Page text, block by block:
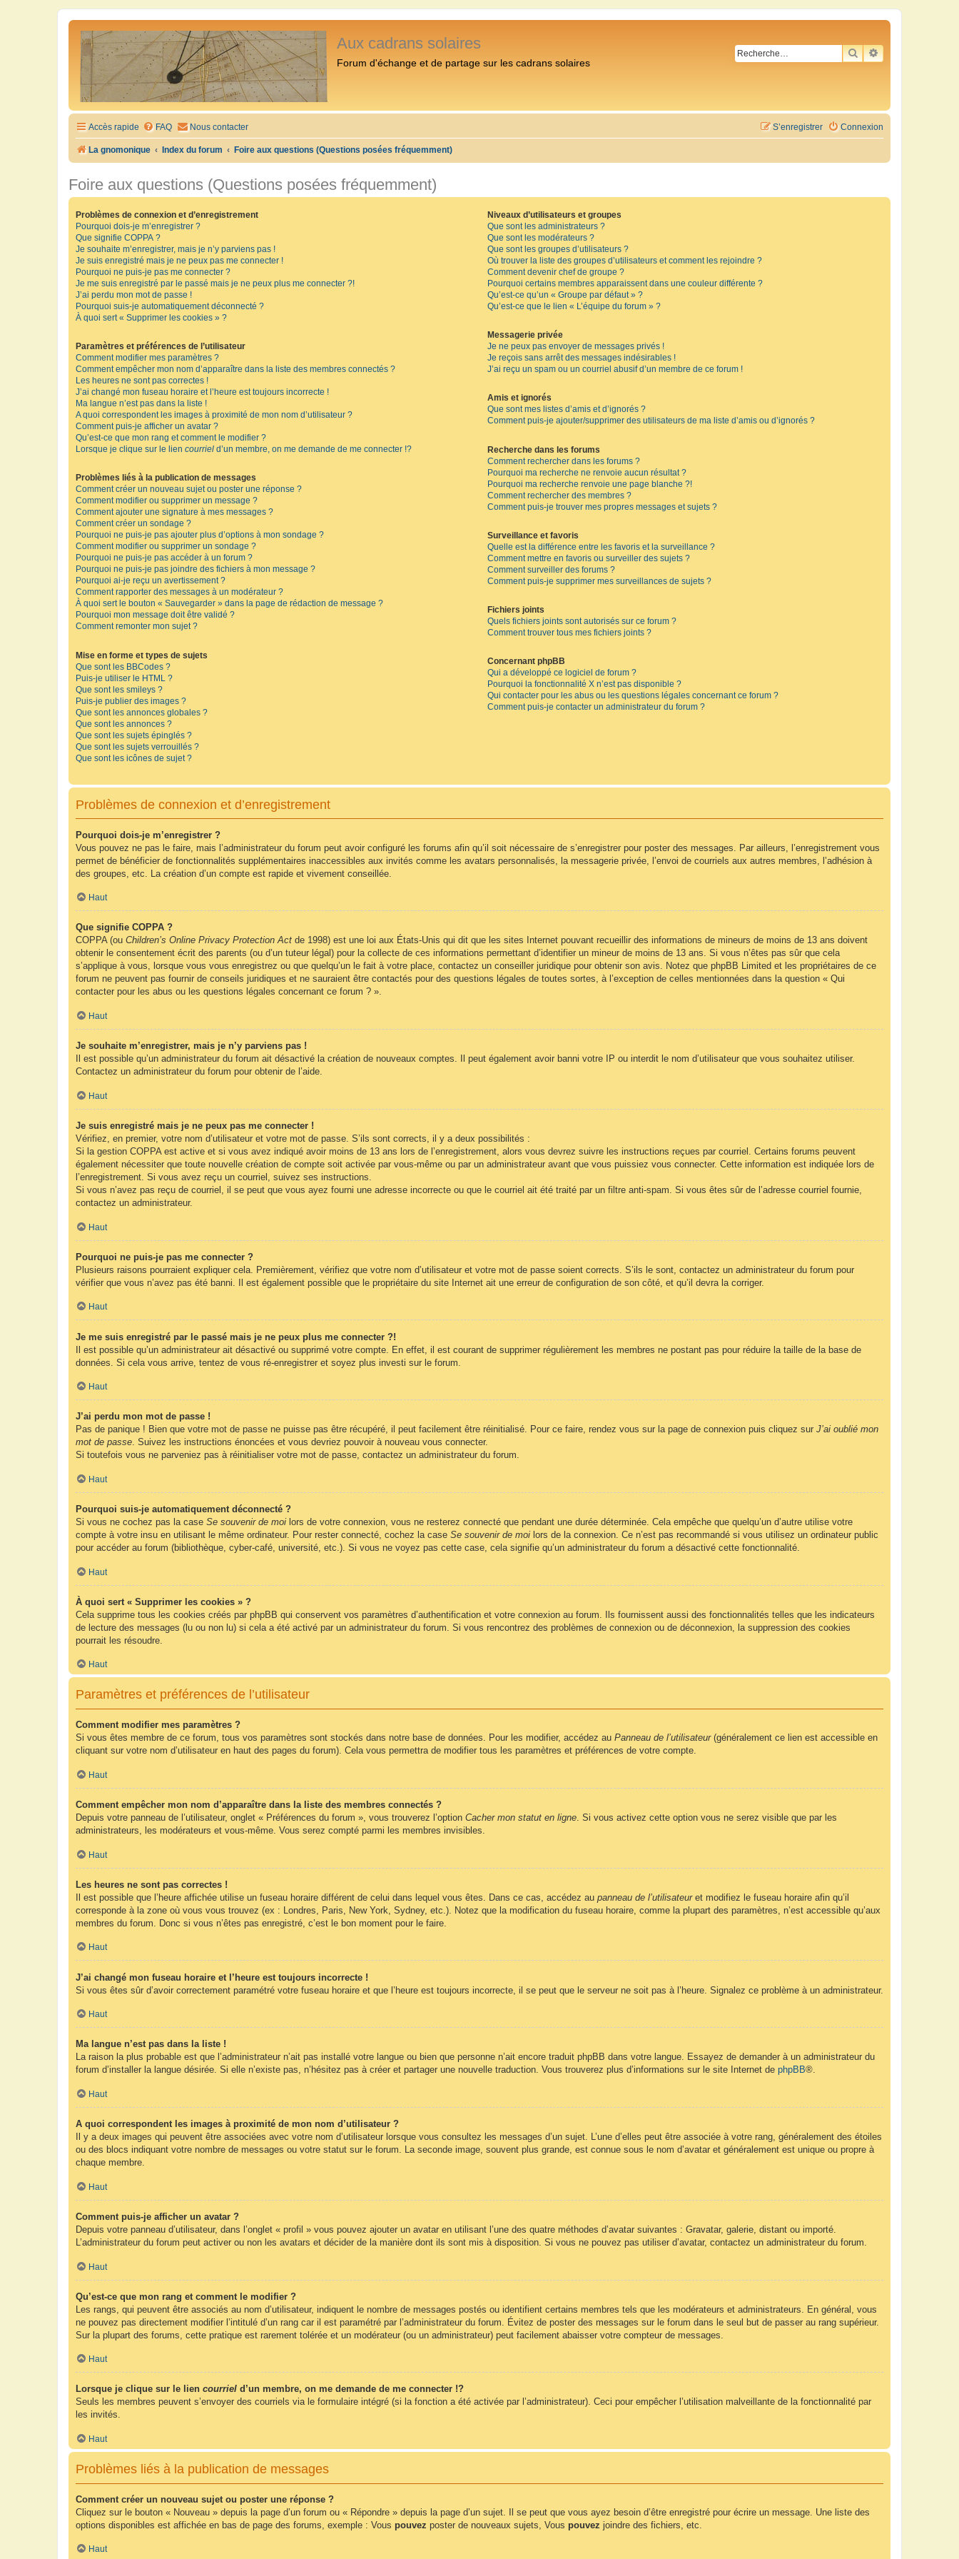
Aux cadrans solaires
Forum d'échange et de partage sur les cadrans solaires
RECHERCHER
RECHERCHE
Accès rapide FAQ Nous contacter Connexion
S’enregistrer
La gnomonique Index du forum Foire aux questions (Questions posées fréquemment)
Foire aux questions (Questions posées fréquemment)
Problèmes de connexion et d’enregistrement
Pourquoi dois-je m’enregistrer ?
Que signifie COPPA ?
Je souhaite m’enregistrer, mais je n’y parviens pas !
Je suis enregistré mais je ne peux pas me connecter !
Pourquoi ne puis-je pas me connecter ?
Je me suis enregistré par le passé mais je ne peux plus me connecter ?!
J’ai perdu mon mot de passe !
Pourquoi suis-je automatiquement déconnecté ?
À quoi sert « Supprimer les cookies » ?
Paramètres et préférences de l’utilisateur
Comment modifier mes paramètres ?
Comment empêcher mon nom d’apparaître dans la liste des membres connectés ?
Les heures ne sont pas correctes !
J’ai changé mon fuseau horaire et l’heure est toujours incorrecte !
Ma langue n’est pas dans la liste !
A quoi correspondent les images à proximité de mon nom d’utilisateur ?
Comment puis-je afficher un avatar ?
Qu’est-ce que mon rang et comment le modifier ?
Lorsque je clique sur le lien courriel d’un membre, on me demande de me connecter !?
Problèmes liés à la publication de messages
Comment créer un nouveau sujet ou poster une réponse ?
Comment modifier ou supprimer un message ?
Comment ajouter une signature à mes messages ?
Comment créer un sondage ?
Pourquoi ne puis-je pas ajouter plus d’options à mon sondage ?
Comment modifier ou supprimer un sondage ?
Pourquoi ne puis-je pas accéder à un forum ?
Pourquoi ne puis-je pas joindre des fichiers à mon message ?
Pourquoi ai-je reçu un avertissement ?
Comment rapporter des messages à un modérateur ?
À quoi sert le bouton « Sauvegarder » dans la page de rédaction de message ?
Pourquoi mon message doit être validé ?
Comment remonter mon sujet ?
Mise en forme et types de sujets
Que sont les BBCodes ?
Puis-je utiliser le HTML ?
Que sont les smileys ?
Puis-je publier des images ?
Que sont les annonces globales ?
Que sont les annonces ?
Que sont les sujets épinglés ?
Que sont les sujets verrouillés ?
Que sont les icônes de sujet ?
Niveaux d’utilisateurs et groupes
Que sont les administrateurs ?
Que sont les modérateurs ?
Que sont les groupes d’utilisateurs ?
Où trouver la liste des groupes d’utilisateurs et comment les rejoindre ?
Comment devenir chef de groupe ?
Pourquoi certains membres apparaissent dans une couleur différente ?
Qu’est-ce qu’un « Groupe par défaut » ?
Qu’est-ce que le lien « L’équipe du forum » ?
Messagerie privée
Je ne peux pas envoyer de messages privés !
Je reçois sans arrêt des messages indésirables !
J’ai reçu un spam ou un courriel abusif d’un membre de ce forum !
Amis et ignorés
Que sont mes listes d’amis et d’ignorés ?
Comment puis-je ajouter/supprimer des utilisateurs de ma liste d’amis ou d’ignorés ?
Recherche dans les forums
Comment rechercher dans les forums ?
Pourquoi ma recherche ne renvoie aucun résultat ?
Pourquoi ma recherche renvoie une page blanche ?!
Comment rechercher des membres ?
Comment puis-je trouver mes propres messages et sujets ?
Surveillance et favoris
Quelle est la différence entre les favoris et la surveillance ?
Comment mettre en favoris ou surveiller des sujets ?
Comment surveiller des forums ?
Comment puis-je supprimer mes surveillances de sujets ?
Fichiers joints
Quels fichiers joints sont autorisés sur ce forum ?
Comment trouver tous mes fichiers joints ?
Concernant phpBB
Qui a développé ce logiciel de forum ?
Pourquoi la fonctionnalité X n’est pas disponible ?
Qui contacter pour les abus ou les questions légales concernant ce forum ?
Comment puis-je contacter un administrateur du forum ?
Problèmes de connexion et d’enregistrement
Pourquoi dois-je m’enregistrer ?
Vous pouvez ne pas le faire, mais l’administrateur du forum peut avoir configuré les forums afin qu’il soit nécessaire de s’enregistrer pour poster des messages. Par ailleurs, l’enregistrement vous
permet de bénéficier de fonctionnalités supplémentaires inaccessibles aux invités comme les avatars personnalisés, la messagerie privée, l’envoi de courriels aux autres membres, l’adhésion à
des groupes, etc. La création d’un compte est rapide et vivement conseillée.
Haut
Que signifie COPPA ?
COPPA (ou Children’s Online Privacy Protection Act de 1998) est une loi aux États-Unis qui dit que les sites Internet pouvant recueillir des informations de mineurs de moins de 13 ans doivent
obtenir le consentement écrit des parents (ou d’un tuteur légal) pour la collecte de ces informations permettant d’identifier un mineur de moins de 13 ans. Si vous n’êtes pas sûr que cela
s’applique à vous, lorsque vous vous enregistrez ou que quelqu’un le fait à votre place, contactez un conseiller juridique pour obtenir son avis. Notez que phpBB Limited et les propriétaires de ce
forum ne peuvent pas fournir de conseils juridiques et ne sauraient être contactés pour des questions légales de toutes sortes, à l’exception de celles mentionnées dans la question « Qui
contacter pour les abus ou les questions légales concernant ce forum ? ».
Haut
Je souhaite m’enregistrer, mais je n’y parviens pas !
Il est possible qu’un administrateur du forum ait désactivé la création de nouveaux comptes. Il peut également avoir banni votre IP ou interdit le nom d’utilisateur que vous souhaitez utiliser.
Contactez un administrateur du forum pour obtenir de l’aide.
Haut
Je suis enregistré mais je ne peux pas me connecter !
Vérifiez, en premier, votre nom d’utilisateur et votre mot de passe. S’ils sont corrects, il y a deux possibilités :
Si la gestion COPPA est active et si vous avez indiqué avoir moins de 13 ans lors de l’enregistrement, alors vous devrez suivre les instructions reçues par courriel. Certains forums peuvent
également nécessiter que toute nouvelle création de compte soit activée par vous-même ou par un administrateur avant que vous puissiez vous connecter. Cette information est indiquée lors de
l’enregistrement. Si vous avez reçu un courriel, suivez ses instructions.
Si vous n’avez pas reçu de courriel, il se peut que vous ayez fourni une adresse incorrecte ou que le courriel ait été traité par un filtre anti-spam. Si vous êtes sûr de l’adresse courriel fournie,
contactez un administrateur.
Haut
Pourquoi ne puis-je pas me connecter ?
Plusieurs raisons pourraient expliquer cela. Premièrement, vérifiez que votre nom d’utilisateur et votre mot de passe soient corrects. S’ils le sont, contactez un administrateur du forum pour
vérifier que vous n’avez pas été banni. Il est également possible que le propriétaire du site Internet ait une erreur de configuration de son côté, et qu’il devra la corriger.
Haut
Je me suis enregistré par le passé mais je ne peux plus me connecter ?!
Il est possible qu’un administrateur ait désactivé ou supprimé votre compte. En effet, il est courant de supprimer régulièrement les membres ne postant pas pour réduire la taille de la base de
données. Si cela vous arrive, tentez de vous ré-enregistrer et soyez plus investi sur le forum.
Haut
J’ai perdu mon mot de passe !
Pas de panique ! Bien que votre mot de passe ne puisse pas être récupéré, il peut facilement être réinitialisé. Pour ce faire, rendez vous sur la page de connexion puis cliquez sur J’ai oublié mon
mot de passe. Suivez les instructions énoncées et vous devriez pouvoir à nouveau vous connecter.
Si toutefois vous ne parveniez pas à réinitialiser votre mot de passe, contactez un administrateur du forum.
Haut
Pourquoi suis-je automatiquement déconnecté ?
Si vous ne cochez pas la case Se souvenir de moi lors de votre connexion, vous ne resterez connecté que pendant une durée déterminée. Cela empêche que quelqu’un d’autre utilise votre
compte à votre insu en utilisant le même ordinateur. Pour rester connecté, cochez la case Se souvenir de moi lors de la connexion. Ce n’est pas recommandé si vous utilisez un ordinateur public
pour accéder au forum (bibliothèque, cyber-café, université, etc.). Si vous ne voyez pas cette case, cela signifie qu’un administrateur du forum a désactivé cette fonctionnalité.
Haut
À quoi sert « Supprimer les cookies » ?
Cela supprime tous les cookies créés par phpBB qui conservent vos paramètres d’authentification et votre connexion au forum. Ils fournissent aussi des fonctionnalités telles que les indicateurs
de lecture des messages (lu ou non lu) si cela a été activé par un administrateur du forum. Si vous rencontrez des problèmes de connexion ou de déconnexion, la suppression des cookies
pourrait les résoudre.
Haut
Paramètres et préférences de l’utilisateur
Comment modifier mes paramètres ?
Si vous êtes membre de ce forum, tous vos paramètres sont stockés dans notre base de données. Pour les modifier, accédez au Panneau de l’utilisateur(généralement ce lien est accessible en
cliquant sur votre nom d’utilisateur en haut des pages du forum). Cela vous permettra de modifier tous les paramètres et préférences de votre compte.
Haut
Comment empêcher mon nom d’apparaître dans la liste des membres connectés ?
Depuis votre panneau de l’utilisateur, onglet « Préférences du forum », vous trouverez l’option Cacher mon statut en ligne. Si vous activez cette option vous ne serez visible que par les
administrateurs, les modérateurs et vous-même. Vous serez compté parmi les membres invisibles.
Haut
Les heures ne sont pas correctes !
Il est possible que l’heure affichée utilise un fuseau horaire différent de celui dans lequel vous êtes. Dans ce cas, accédez au panneau de l’utilisateuret modifiez le fuseau horaire afin qu’il
corresponde à la zone où vous vous trouvez (ex : Londres, Paris, New York, Sydney, etc.). Notez que la modification du fuseau horaire, comme la plupart des paramètres, n’est accessible qu’aux
membres du forum. Donc si vous n’êtes pas enregistré, c’est le bon moment pour le faire.
Haut
J’ai changé mon fuseau horaire et l’heure est toujours incorrecte !
Si vous êtes sûr d’avoir correctement paramétré votre fuseau horaire et que l’heure est toujours incorrecte, il se peut que le serveur ne soit pas à l’heure. Signalez ce problème à un administrateur.
Haut
Ma langue n’est pas dans la liste !
La raison la plus probable est que l’administrateur n’ait pas installé votre langue ou bien que personne n’ait encore traduit phpBB dans votre langue. Essayez de demander à un administrateur du
forum d’installer la langue désirée. Si elle n’existe pas, n’hésitez pas à créer et partager une nouvelle traduction. Vous trouverez plus d’informations sur le site Internet de phpBB®.
Haut
A quoi correspondent les images à proximité de mon nom d’utilisateur ?
Il y a deux images qui peuvent être associées avec votre nom d’utilisateur lorsque vous consultez les messages d’un sujet. L’une d’elles peut être associée à votre rang, généralement des étoiles
ou des blocs indiquant votre nombre de messages ou votre statut sur le forum. La seconde image, souvent plus grande, est connue sous le nom d’avatar et généralement est unique ou propre à
chaque membre.
Haut
Comment puis-je afficher un avatar ?
Depuis votre panneau d’utilisateur, dans l’onglet « profil » vous pouvez ajouter un avatar en utilisant l’une des quatre méthodes d’avatar suivantes : Gravatar, galerie, distant ou importé.
L’administrateur du forum peut activer ou non les avatars et décider de la manière dont ils sont mis à disposition. Si vous ne pouvez pas utiliser d’avatar, contactez un administrateur du forum.
Haut
Qu’est-ce que mon rang et comment le modifier ?
Les rangs, qui peuvent être associés au nom d’utilisateur, indiquent le nombre de messages postés ou identifient certains membres tels que les modérateurs et administrateurs. En général, vous
ne pouvez pas directement modifier l’intitulé d’un rang car il est paramétré par l’administrateur du forum. Évitez de poster des messages sur le forum dans le seul but de passer au rang supérieur.
Sur la plupart des forums, cette pratique est rarement tolérée et un modérateur (ou un administrateur) peut facilement abaisser votre compteur de messages.
Haut
Lorsque je clique sur le lien courriel d’un membre, on me demande de me connecter !?
Seuls les membres peuvent s’envoyer des courriels via le formulaire intégré (si la fonction a été activée par l’administrateur). Ceci pour empêcher l’utilisation malveillante de la fonctionnalité par
les invités.
Haut
Problèmes liés à la publication de messages
Comment créer un nouveau sujet ou poster une réponse ?
Cliquez sur le bouton « Nouveau » depuis la page d’un forum ou « Répondre » depuis la page d’un sujet. Il se peut que vous ayez besoin d’être enregistré pour écrire un message. Une liste des
options disponibles est affichée en bas de page des forums, exemple : Vous pouvez poster de nouveaux sujets, Vous pouvez joindre des fichiers, etc.
Haut